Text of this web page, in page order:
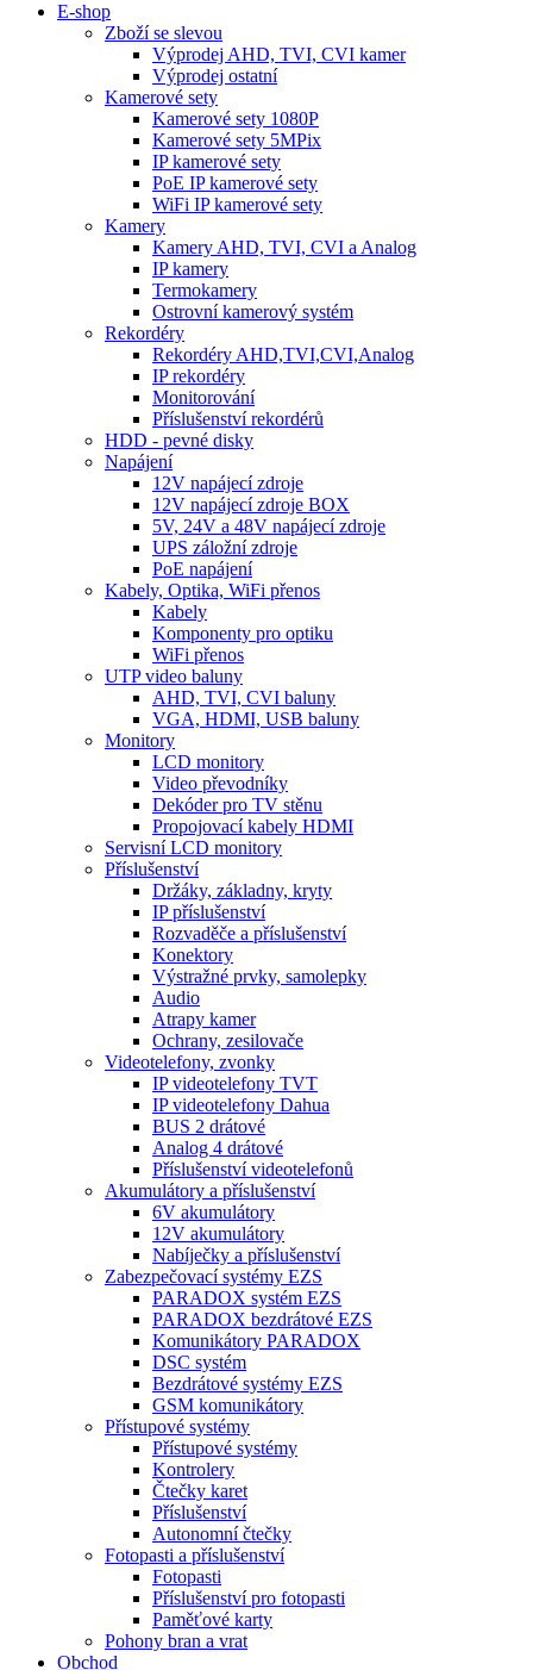
E-shop
Zboží se slevou
Výprodej AHD, TVI, CVI kamer
Výprodej ostatní
Kamerové sety
Kamerové sety 1080P
Kamerové sety 5MPix
IP kamerové sety
PoE IP kamerové sety
WiFi IP kamerové sety
Kamery
Kamery AHD, TVI, CVI a Analog
IP kamery
Termokamery
Ostrovní kamerový systém
Rekordéry
Rekordéry AHD,TVI,CVI,Analog
IP rekordéry
Monitorování
Příslušenství rekordérů
HDD - pevné disky
Napájení
12V napájecí zdroje
12V napájecí zdroje BOX
5V, 24V a 48V napájecí zdroje
UPS záložní zdroje
PoE napájení
Kabely, Optika, WiFi přenos
Kabely
Komponenty pro optiku
WiFi přenos
UTP video baluny
AHD, TVI, CVI baluny
VGA, HDMI, USB baluny
Monitory
LCD monitory
Video převodníky
Dekóder pro TV stěnu
Propojovací kabely HDMI
Servisní LCD monitory
Příslušenství
Držáky, základny, kryty
IP příslušenství
Rozvaděče a příslušenství
Konektory
Výstražné prvky, samolepky
Audio
Atrapy kamer
Ochrany, zesilovače
Videotelefony, zvonky
IP videotelefony TVT
IP videotelefony Dahua
BUS 2 drátové
Analog 4 drátové
Příslušenství videotelefonů
Akumulátory a příslušenství
6V akumulátory
12V akumulátory
Nabíječky a příslušenství
Zabezpečovací systémy EZS
PARADOX systém EZS
PARADOX bezdrátové EZS
Komunikátory PARADOX
DSC systém
Bezdrátové systémy EZS
GSM komunikátory
Přístupové systémy
Přístupové systémy
Kontrolery
Čtečky karet
Příslušenství
Autonomní čtečky
Fotopasti a příslušenství
Fotopasti
Příslušenství pro fotopasti
Paměťové karty
Pohony bran a vrat
Obchod